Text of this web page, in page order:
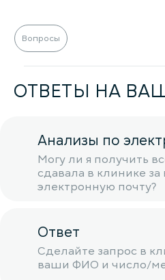
Вопросы
ОТВЕТЫ НА
Анализы по
Могу ли я получить
сдавала в клинике
электронную почту?
Ответ
Сделайте запрос в
ваши ФИО и число/